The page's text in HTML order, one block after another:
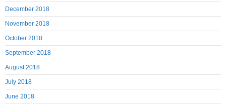
December 2018
November 2018
October 2018
September 2018
August 2018
July 2018
June 2018